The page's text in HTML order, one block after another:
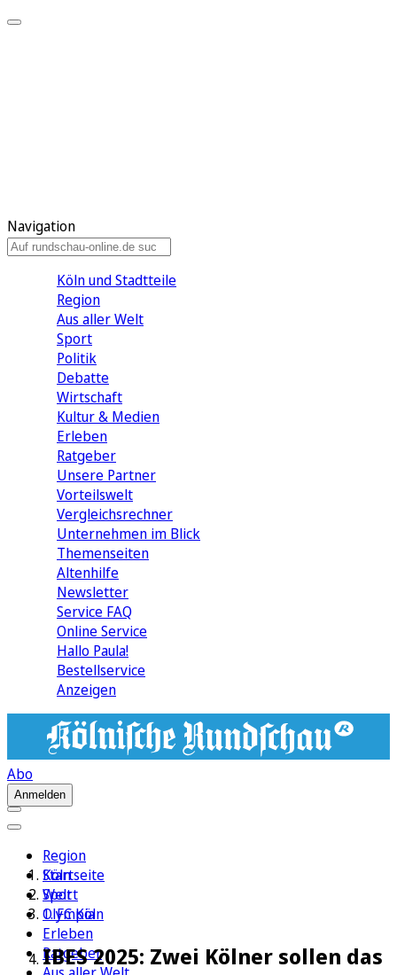
Navigation
Köln und Stadtteile
Region
Aus aller Welt
Sport
Politik
Debatte
Wirtschaft
Kultur & Medien
Erleben
Ratgeber
Unsere Partner
Vorteilswelt
Vergleichsrechner
Unternehmen im Blick
Themenseiten
Altenhilfe
Newsletter
Service FAQ
Online Service
Hallo Paula!
Bestellservice
Anzeigen
Abo
Anmelden
Region
Köln
Sport
1. FC Köln
Erleben
Ratgeber
Startseite
Welt
Olympia
IBES 2025: Zwei Kölner sollen das